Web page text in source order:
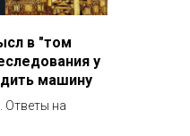
в "том
у
машину
Ответы на